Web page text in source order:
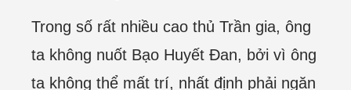
Trong số rất nhiều cao thủ Trần gia, ông
ta không nuốt Bạo Huyết Đan, bởi vì ông
ta không thể mất trí, nhất định phải ngăn